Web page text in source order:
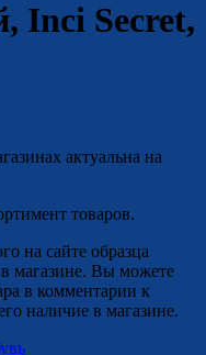
Inci Secret,
актуальна на
товаров.
на сайте образца
в магазине. Вы можете
в комментарии к
наличие в магазине.